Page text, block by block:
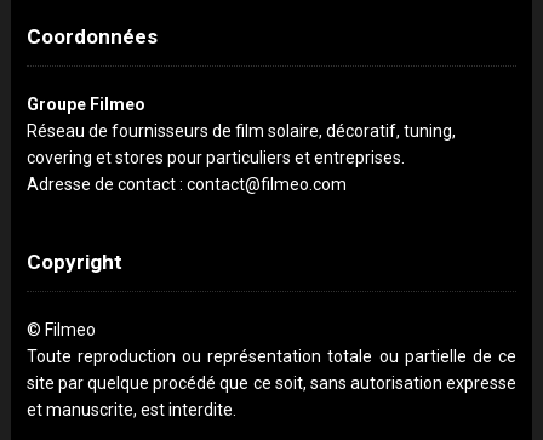
Coordonnées
Groupe Filmeo
Réseau de fournisseurs de film solaire, décoratif, tuning,
covering et stores pour particuliers et entreprises.
Adresse de contact : contact@filmeo.com
Copyright
© Filmeo
Toute reproduction ou représentation totale ou partielle de ce
site par quelque procédé que ce soit, sans autorisation expresse
et manuscrite, est interdite.